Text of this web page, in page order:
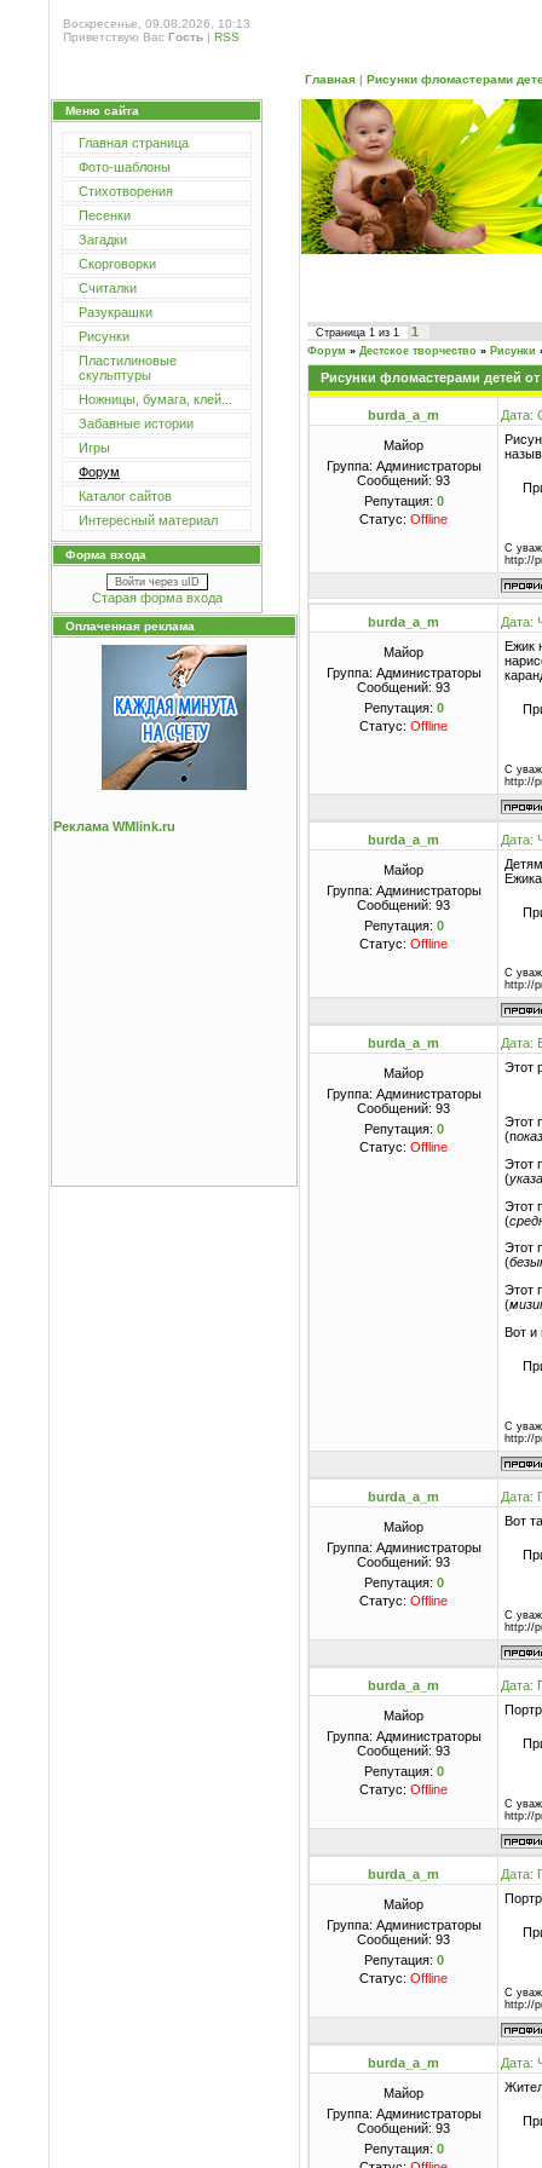
Воскресенье, 09.08.2026, 10:13
Приветствую Вас Гость | RSS
Главная | Рисунки фломастерами
Меню сайта
Главная страница
Фото-шаблоны
Стихотворения
Песенки
Загадки
Скорговорки
Считалки
Разукрашки
Рисунки
Пластилиновые
скульптуры
Ножницы, бумага, клей...
Забавные истории
Игры
Форум
Каталог сайтов
Интересный материал
Форма входа
Войти через uID
Старая форма входа
Оплаченная реклама
Реклама WMlink.ru
Страница 1 из 1 1
Форум » Дестское творчество » Рисунки
Рисунки фломастерами детей от
burda_a_m Дата:
Майор
Группа: Администраторы
Сообщений: 93
Репутация: 0
Статус: Offline
С
http://
burda_a_m Дата:
Майор
Группа: Администраторы
Сообщений: 93
Репутация: 0
Статус: Offline
Ежик
С
http://
burda_a_m Дата:
Майор
Группа: Администраторы
Сообщений: 93
Репутация: 0
Статус: Offline
С
http://
burda_a_m Дата:
Майор
Группа: Администраторы
Сообщений: 93
Репутация: 0
Статус: Offline
Этот
Этот
(п
Этот
(
Этот
(
Этот
(
Этот
(
Вот и
С
http://
burda_a_m Дата:
Майор
Группа: Администраторы
Сообщений: 93
Репутация: 0
Статус: Offline
Вот
С
http://
burda_a_m Дата:
Майор
Группа: Администраторы
Сообщений: 93
Репутация: 0
Статус: Offline
С
http://
burda_a_m Дата:
Майор
Группа: Администраторы
Сообщений: 93
Репутация: 0
Статус: Offline
С
http://
burda_a_m Дата:
Майор
Группа: Администраторы
Сообщений: 93
Репутация: 0